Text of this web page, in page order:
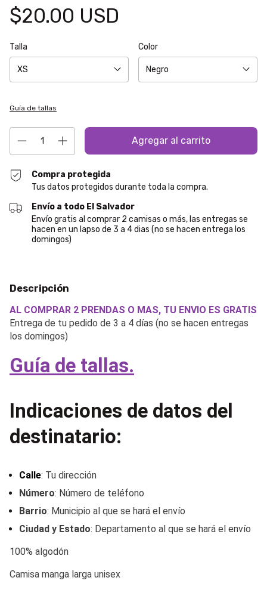
$20.00 USD
Talla Color
Guía de tallas
Compra protegida
Tus datos protegidos durante toda la compra.
Envío a todo El Salvador
Envío gratis al comprar 2 camisas o más, las entregas se
hacen en un lapso de 3 a 4 dias (no se hacen entrega los
domingos)
Descripción
AL COMPRAR 2 PRENDAS O MAS, TU ENVIO ES GRATIS
Entrega de tu pedido de 3 a 4 días (no se hacen entregas
los domingos)
Guía de tallas.
Indicaciones de datos del
destinatario:
Calle: Tu dirección
Número: Número de teléfono
Barrio: Municipio al que se hará el envío
Ciudad y Estado: Departamento al que se hará el envío
100% algodón
Camisa manga larga unisex